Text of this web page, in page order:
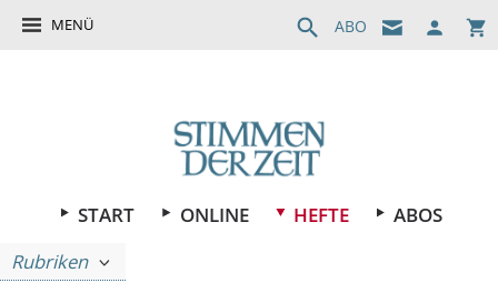
MENÜ ABO
START ONLINE HEFTE
ABOS
Rubriken